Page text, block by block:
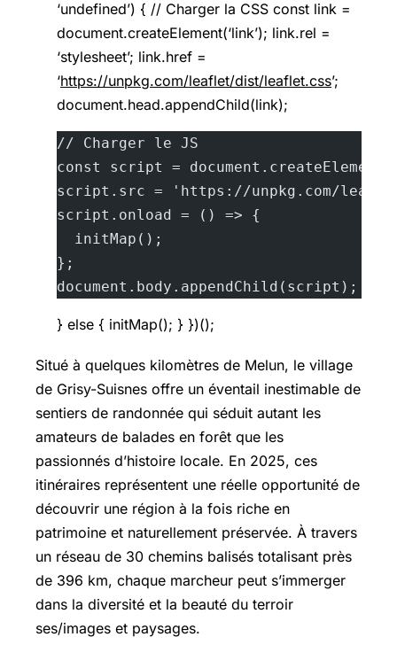
‘undefined’) { // Charger la CSS const link =
document.createElement(‘link’); link.rel =
‘stylesheet’; link.href =
‘https://unpkg.com/leaflet/dist/leaflet.css’;
document.head.appendChild(link);
// Charger le JS
const script =
script.src = 'https://unpkg.com/
script.onload = () => {
  initMap();
};
document.body.appendChild(script);
} else { initMap(); } })();
Situé à quelques kilomètres de Melun, le village
de Grisy-Suisnes offre un éventail inestimable de
sentiers de randonnée qui séduit autant les
amateurs de balades en forêt que les
passionnés d’histoire locale. En 2025, ces
itinéraires représentent une réelle opportunité de
découvrir une région à la fois riche en
patrimoine et naturellement préservée. À travers
un réseau de 30 chemins balisés totalisant près
de 396 km, chaque marcheur peut s’immerger
dans la diversité et la beauté du terroir
ses/images et paysages.